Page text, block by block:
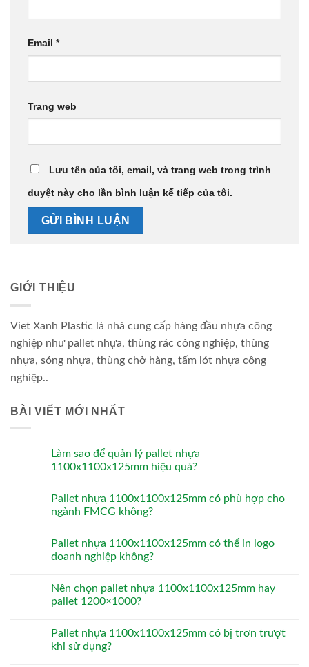
Email *
Trang web
Lưu tên của tôi, email, và trang web trong trình
duyệt này cho lần bình luận kế tiếp của tôi.
GIỚI THIỆU
Viet Xanh Plastic là nhà cung cấp hàng đầu nhựa công
nghiệp như pallet nhựa, thùng rác công nghiệp, thùng
nhựa, sóng nhựa, thùng chở hàng, tấm lót nhựa công
nghiệp..
BÀI VIẾT MỚI NHẤT
Làm sao để quản lý pallet nhựa
1100x1100x125mm hiệu quả?
Pallet nhựa 1100x1100x125mm có phù hợp cho
ngành FMCG không?
Pallet nhựa 1100x1100x125mm có thể in logo
doanh nghiệp không?
Nên chọn pallet nhựa 1100x1100x125mm hay
pallet 1200×1000?
Pallet nhựa 1100x1100x125mm có bị trơn trượt
khi sử dụng?